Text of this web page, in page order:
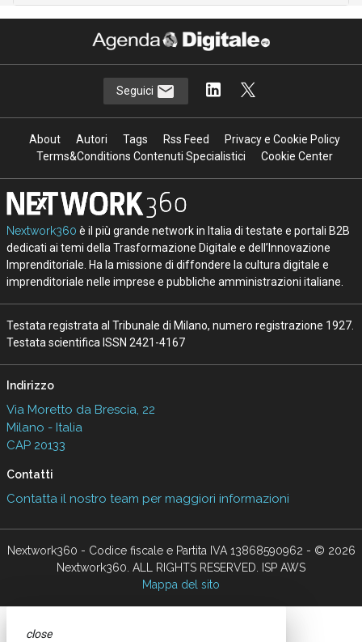
Seguici
About Autori Tags Rss Feed
Privacy e Cookie Policy
Terms&Conditions Contenuti Specialistici
Cookie Center
Nextwork360 è il più grande network in Italia di testate e portali B2B
dedicati ai temi della Trasformazione Digitale e dell’Innovazione
Imprenditoriale. Ha la missione di diffondere la cultura digitale e
imprenditoriale nelle imprese e pubbliche amministrazioni italiane.
Testata registrata al Tribunale di Milano, numero registrazione 1927.
Testata scientifica ISSN 2421-4167
Indirizzo
Via Moretto da Brescia, 22
Milano - Italia
CAP 20133
Contatti
Contatta il nostro team per maggiori informazioni
Nextwork360 - Codice fiscale e Partita IVA 13868590962 - © 2026
Nextwork360. ALL RIGHTS RESERVED. ISP AWS
Mappa del sito
close